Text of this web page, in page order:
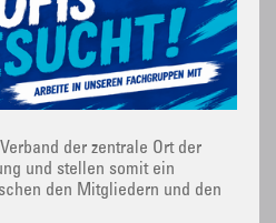
der zentrale Ort der
und stellen somit ein
den Mitgliedern und den